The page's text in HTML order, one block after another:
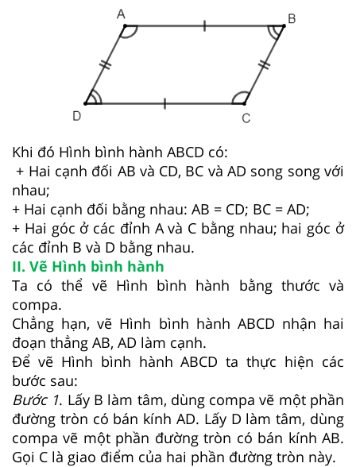
Khi đó Hình bình hành ABCD có:
+ Hai cạnh đối AB và CD, BC và AD song song với
nhau;
+ Hai cạnh đối bằng nhau: AB = CD; BC = AD;
+ Hai góc ở các đỉnh A và C bằng nhau; hai góc ở
các đỉnh B và D bằng nhau.
II. Vẽ Hình bình hành
Ta có thể vẽ Hình bình hành bằng thước và
compa.
Chẳng hạn, vẽ Hình bình hành ABCD nhận hai
đoạn thẳng AB, AD làm cạnh.
Để vẽ Hình bình hành ABCD ta thực hiện các
bước sau:
Bước 1. Lấy B làm tâm, dùng compa vẽ một phần
đường tròn có bán kính AD. Lấy D làm tâm, dùng
compa vẽ một phần đường tròn có bán kính AB.
Gọi C là giao điểm của hai phần đường tròn này.